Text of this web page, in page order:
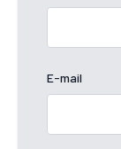
E-mail